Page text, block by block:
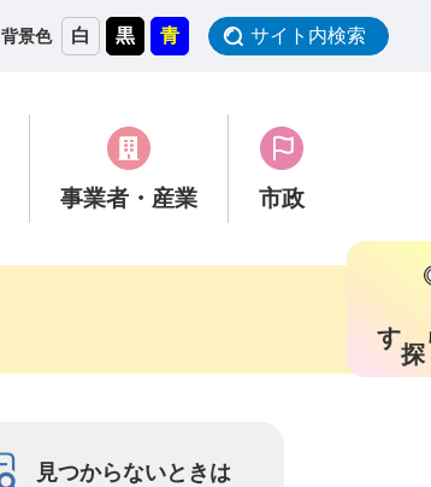
背景色 白 黒 青 サイト内検索
事業者 ・産業 市政
す
見つからないときは